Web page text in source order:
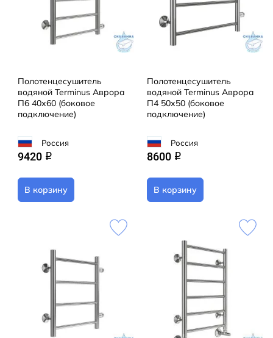
Полотенцесушитель
водяной Terminus Аврора
П6 40х60 (боковое
подключение)
Россия
9420 q
В корзину
Полотенцесушитель
водяной Terminus Аврора
П4 50х50 (боковое
подключение)
Россия
8600 q
В корзину